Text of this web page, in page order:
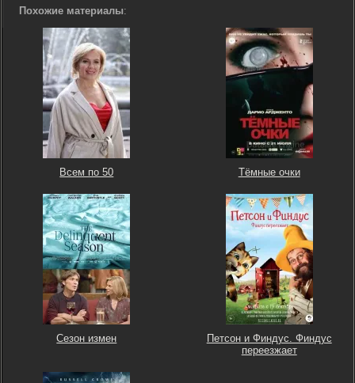
Похожие материалы:
Всем по 50 Тёмные очки
Сезон измен
Петсон и Финдус. Финдус
переезжает